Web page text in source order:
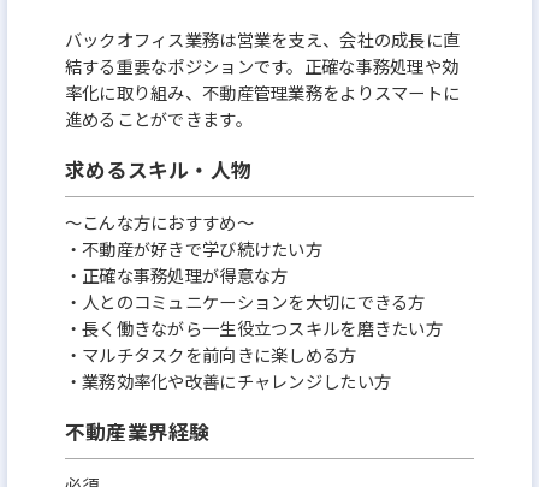
バックオフィス業務は営業を支え、会社の成長に直
結する重要なポジションです。正確な事務処理や効
率化に取り組み、不動産管理業務をよりスマートに
進めることができます。
求めるスキル・人物
～こんな方におすすめ～
・不動産が好きで学び続けたい方
・正確な事務処理が得意な方
・人とのコミュニケーションを大切にできる方
・長く働きながら一生役立つスキルを磨きたい方
・マルチタスクを前向きに楽しめる方
・業務効率化や改善にチャレンジしたい方
不動産業界経験